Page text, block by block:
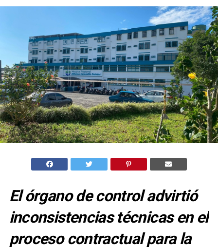
El órgano de control advirtió
inconsistencias técnicas en el
proceso contractual para la